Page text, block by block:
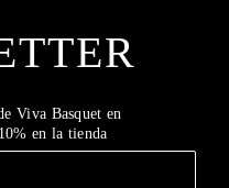
Viva Basquet en
en la tienda